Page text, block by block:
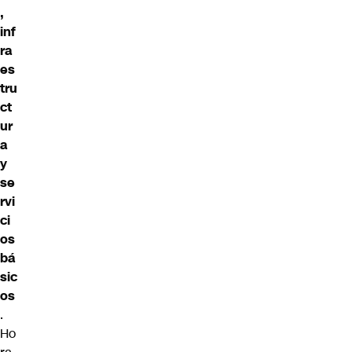
,
inf
ra
es
tru
ct
ur
a
y
se
rvi
ci
os
bá
sic
os
.
Ho